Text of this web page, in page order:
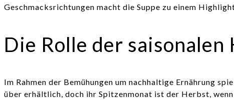
Geschmacksrichtungen macht die Suppe zu einem
Die Rolle der saisonalen
Im Rahmen der Bemühungen um nachhaltige Ernährung
über erhältlich, doch ihr Spitzenmonat ist der Herbst,